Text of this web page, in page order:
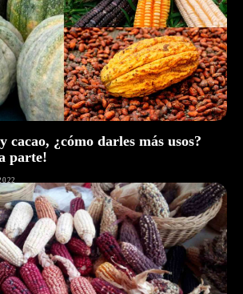
cacao, ¿cómo darles más usos?
parte!